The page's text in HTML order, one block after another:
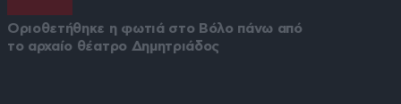
Οριοθετήθηκε η φωτιά στο Βόλο πάνω από
το αρχαίο θέατρο Δημητριάδος